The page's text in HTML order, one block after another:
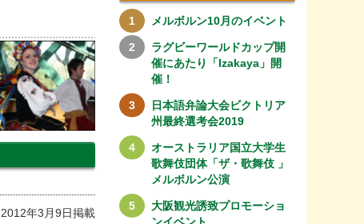
2012年3月9日掲載
メルボルン10月のイベント
ラグビーワールドカップ開
催にあたり「Izakaya」開
催！
日本語弁論大会ビクトリア
州最終選考会2019
オーストラリア国立大学生
歌舞伎団体「ザ・歌舞伎 」
メルボルン公演
大阪観光誘致プロモーショ